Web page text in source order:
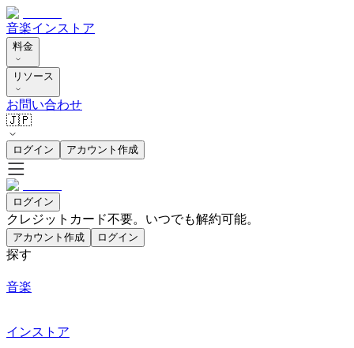
音楽インストア
料金
リソース
お問い合わせ
🇯🇵
ログイン アカウント作成
ログイン
クレジットカード不要。いつでも解約可能。
アカウント作成 ログイン
探す
音楽
インストア